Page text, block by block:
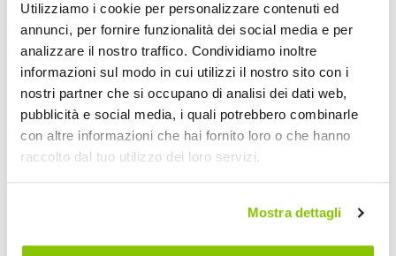
Utilizziamo i cookie per personalizzare contenuti ed
annunci, per fornire funzionalità dei social media e per
analizzare il nostro traffico. Condividiamo inoltre
informazioni sul modo in cui utilizzi il nostro sito con i
nostri partner che si occupano di analisi dei dati web,
pubblicità e social media, i quali potrebbero combinarle
con altre informazioni che hai fornito loro o che hanno
raccolto dal tuo utilizzo dei loro servizi.
Mostra dettagli
Specifiche tecniche
Maggiori
Informazioni
2048834
8020775038574
Bici
Borraccia
Nero/grigio
750ml